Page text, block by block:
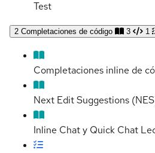
Test
2 Completaciones de código 3 1
Completaciones inline de
Next Edit Suggestions
Inline Chat y Quick Chat